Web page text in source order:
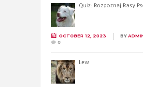
Quiz: Rozpoznaj Rasy
OCTOBER 12, 2023 BY
0
Lew